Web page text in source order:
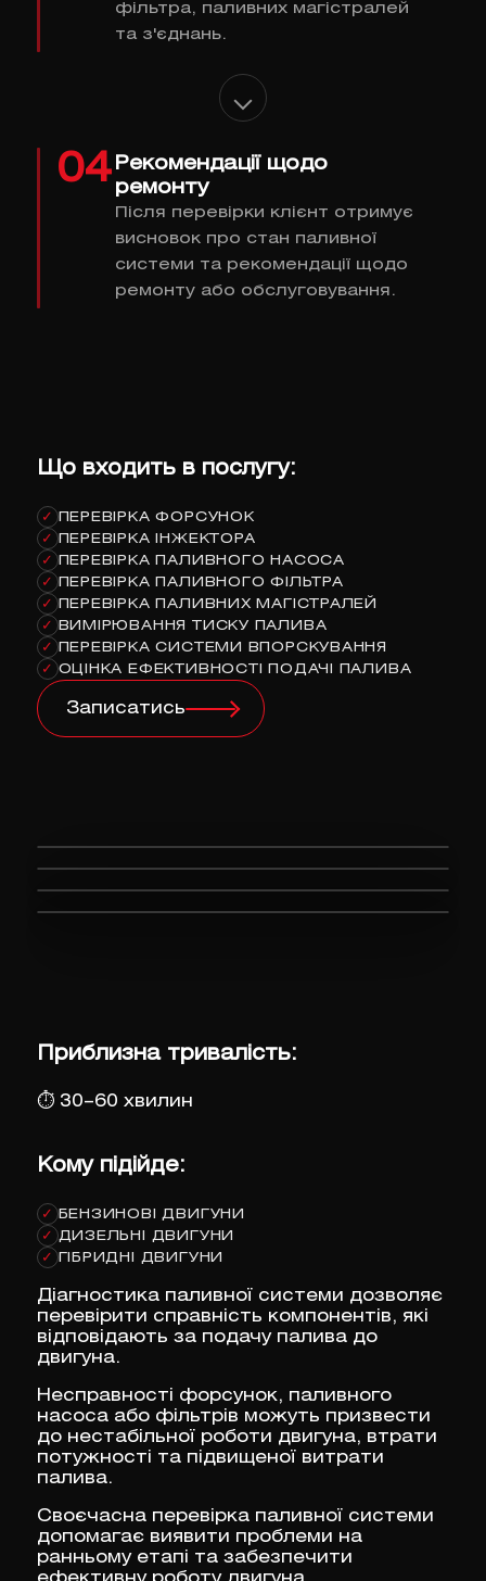
фільтра, паливних магістралей
та з'єднань.
04 Рекомендації щодо
ремонту
Після перевірки клієнт отримує
висновок про стан паливної
системи та рекомендації щодо
ремонту або обслуговування.
Що входить в послугу:
✓ ПЕРЕВІРКА ФОРСУНОК
✓ ПЕРЕВІРКА ІНЖЕКТОРА
✓ ПЕРЕВІРКА ПАЛИВНОГО НАСОСА
✓ ПЕРЕВІРКА ПАЛИВНОГО ФІЛЬТРА
✓ ПЕРЕВІРКА ПАЛИВНИХ МАГІСТРАЛЕЙ
✓ ВИМІРЮВАННЯ ТИСКУ ПАЛИВА
✓ ПЕРЕВІРКА СИСТЕМИ ВПОРСКУВАННЯ
✓ ОЦІНКА ЕФЕКТИВНОСТІ ПОДАЧІ ПАЛИВА
Записатись
Приблизна тривалість:
⏱ 30–60 хвилин
Кому підійде:
✓ БЕНЗИНОВІ ДВИГУНИ
✓ ДИЗЕЛЬНІ ДВИГУНИ
✓ ГІБРИДНІ ДВИГУНИ
Діагностика паливної системи дозволяє
перевірити справність компонентів, які
відповідають за подачу палива до
двигуна.
Несправності форсунок, паливного
насоса або фільтрів можуть призвести
до нестабільної роботи двигуна, втрати
потужності та підвищеної витрати
палива.
Своєчасна перевірка паливної системи
допомагає виявити проблеми на
ранньому етапі та забезпечити